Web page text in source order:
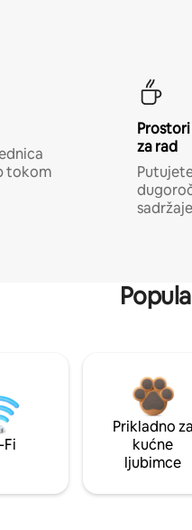
tokom
za rad
Prikladno za
kućne
ljubimce